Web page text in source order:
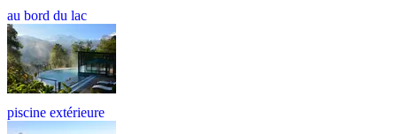
au bord du lac
piscine extérieure